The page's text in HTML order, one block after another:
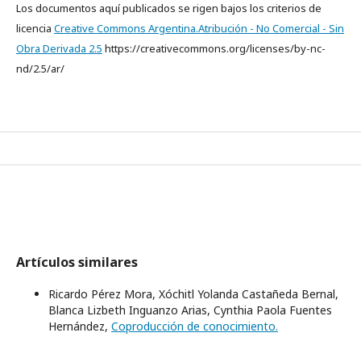
Los documentos aquí publicados se rigen bajos los criterios de
licencia Creative Commons Argentina.Atribución - No Comercial - Sin
Obra Derivada 2.5 https://creativecommons.org/licenses/by-nc-
nd/2.5/ar/
Artículos similares
Ricardo Pérez Mora, Xóchitl Yolanda Castañeda Bernal,
Blanca Lizbeth Inguanzo Arias, Cynthia Paola Fuentes
Hernández, Coproducción de conocimiento.